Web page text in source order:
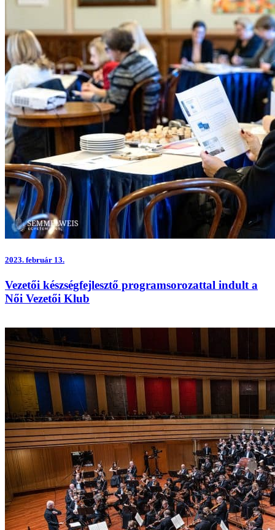
2023. február 13.
Vezetői készségfejlesztő programsorozattal indult a
Női Vezetői Klub